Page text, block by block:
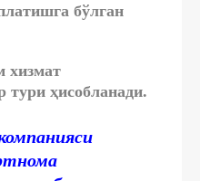
бўлган
хизмат
тури ҳисобланади.